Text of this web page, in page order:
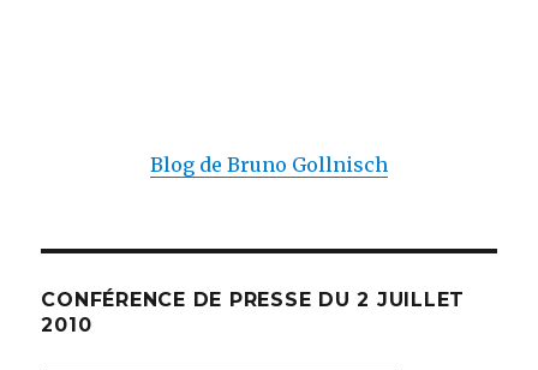
Blog de Bruno Gollnisch
CONFÉRENCE DE PRESSE DU 2 JUILLET
2010